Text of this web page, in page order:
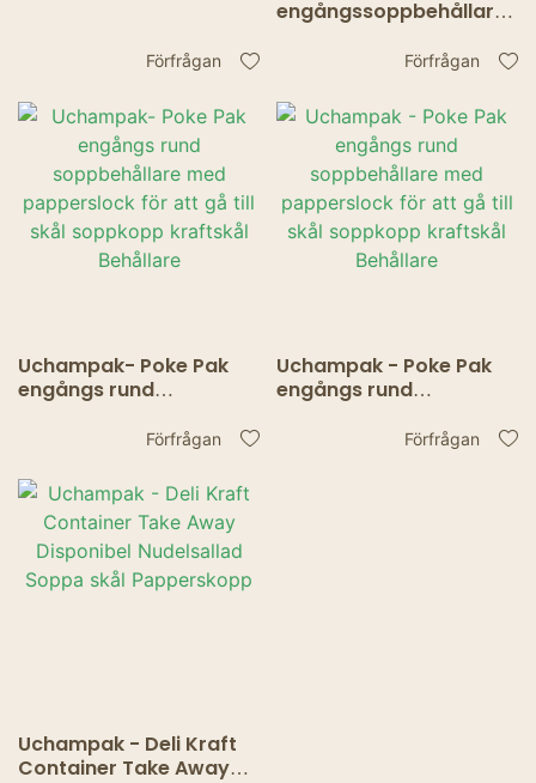
soppbehållare/kopp
Förfrågan
engångssoppbehållare
att gå till skål
soppbehållare/kopp
Behållare
Förfrågan
Uchampak- Poke Pak
engångs rund
papperslock för att gå
kraftskål Behållare
Förfrågan
Uchampak - Poke Pak
engångs rund
papperslock för att gå
Förfrågan
Uchampak - Deli Kraft
Container Take Away